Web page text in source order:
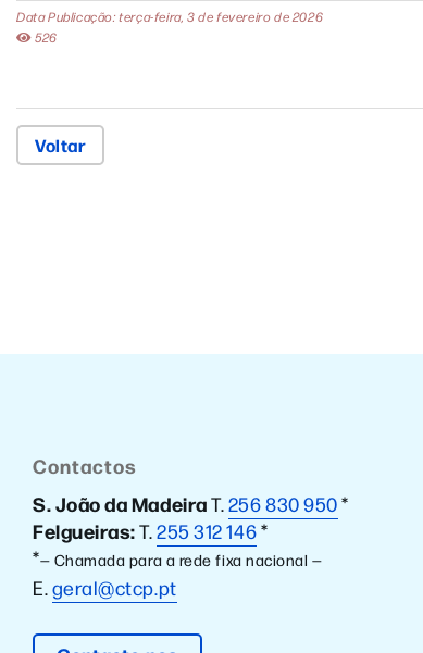
Data Publicação: terça-feira, 3 de fevereiro de 2026
526
Voltar
Contactos
S. João da MadeiraT.256 830 950*
Felgueiras:T.255 312 146*
*— Chamada para a rede fixa nacional —
E.geral@ctcp.pt